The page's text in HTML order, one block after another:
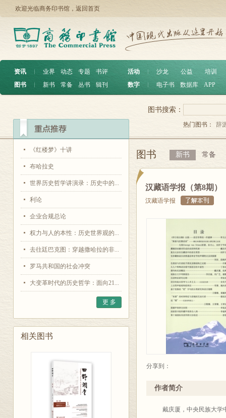
欢迎光临商务印书馆， 返回首页
资讯 ︱ 业界 动态 专题
书评
图书
︱ 新书 常备 丛书 辑刊
活动 沙龙 公益
培训
数字
电子书 数据库 APP
《红楼梦》十讲
布哈拉史
世界历史哲学讲演录：历史中的...
利论
企业合规总论
权力与人的本性：历史世界观的...
去往廷巴克图：穿越撒哈拉的非...
罗马共和国的社会冲突
大变革时代的历史哲学：面向21...
更 多
相关图书
图书搜索：
热门图书： 辞
图书 新书 常备
汉藏语学报（第8期）
汉藏语学报
分享到：
作者简介
戴庆厦，中央民族大学